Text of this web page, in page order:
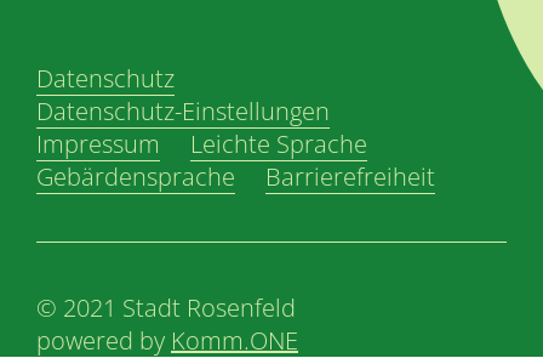
Datenschutz
Datenschutz-Einstellungen
Impressum
Leichte Sprache
Gebärdensprache
Barrierefreiheit
© 2021 Stadt Rosenfeld
powered by Komm.ONE